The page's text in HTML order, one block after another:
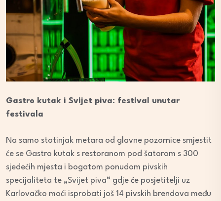
Gastro kutak i Svijet piva: festival unutar
festivala
Na samo stotinjak metara od glavne pozornice smjestit
će se Gastro kutak s restoranom pod šatorom s 300
sjedećih mjesta i bogatom ponudom pivskih
specijaliteta te „Svijet piva“ gdje će posjetitelji uz
Karlovačko moći isprobati još 14 pivskih brendova među